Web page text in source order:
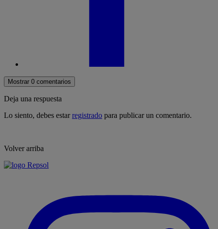
Mostrar 0 comentarios
Deja una respuesta
Lo siento, debes estarregistrado para publicar un comentario.
Volver arriba